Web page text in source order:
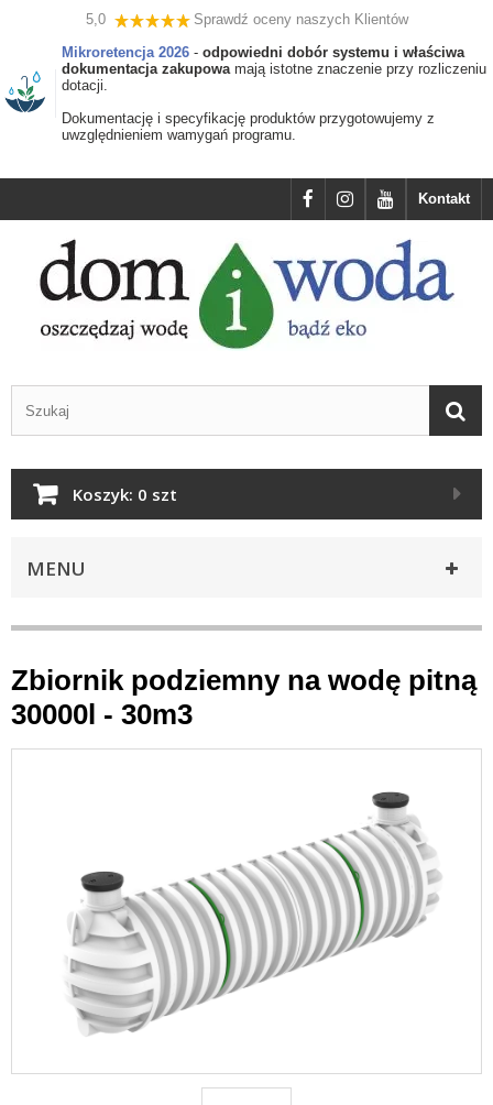
5,0
Sprawdź oceny naszych Klientów
Mikroretencja 2026 - odpowiedni dobór systemu i właściwa
dokumentacja zakupowamają istotne znaczenie przy rozliczeniu
dotacji.
Dokumentację i specyfikację produktów przygotowujemy z
uwzględnieniem wamygań programu.
Kontakt
Koszyk: 0 szt
MENU
Zbiornik podziemny na wodę pitną
30000l - 30m3